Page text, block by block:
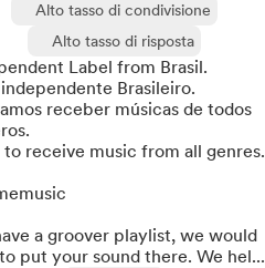
Alto tasso di condivisione
Alto tasso di risposta
Label from Brasil.
Brasileiro.
receber músicas de todos
to receive music from all genres.
a groover playlist, we would
put your sound there. We hel...